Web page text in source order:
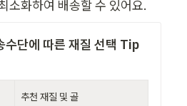
소화하여 배송할 수 있어요.
단에 따른 재질 선택 Tip
추천 재질 및 골